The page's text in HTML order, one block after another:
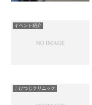
イベント紹介
こひつじクリニック